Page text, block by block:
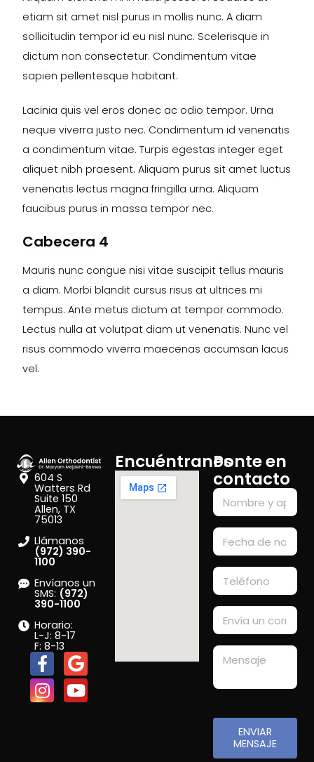
etiam sit amet nisl purus in mollis nunc. A diam
sollicitudin tempor id eu nisl nunc. Scelerisque in
dictum non consectetur. Condimentum vitae
sapien pellentesque habitant.
Lacinia quis vel eros donec ac odio tempor. Urna
neque viverra justo nec. Condimentum id venenatis
a condimentum vitae. Turpis egestas integer eget
aliquet nibh praesent. Aliquam purus sit amet luctus
venenatis lectus magna fringilla urna. Aliquam
faucibus purus in massa tempor nec.
Cabecera 4
Mauris nunc congue nisi vitae suscipit tellus mauris
a diam. Morbi blandit cursus risus at ultrices mi
tempus. Ante metus dictum at tempor commodo.
Lectus nulla at volutpat diam ut venenatis. Nunc vel
risus commodo viverra maecenas accumsan lacus
vel.
604 S
Watters Rd
Suite 150
Allen, TX
75013
Llámanos
(972) 390-
1100
Envíanos un
SMS: (972)
390-1100
Horario:
L-J: 8-17
F: 8-13
EncuéntranosPonte en
contacto
ENVIAR
MENSAJE